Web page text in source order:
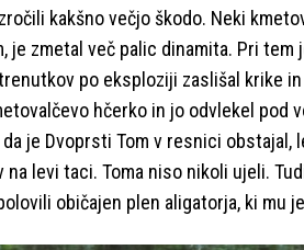
kakšno večjo škodo. Neki
je zmetal več palic dinamita. Pri
po eksploziji zaslišal krike
hčerko in jo odvlekel
je Dvoprsti Tom v resnici obstajal,
na levi taci. Toma niso nikoli ujeli.
običajen plen aligatorja, ki mu